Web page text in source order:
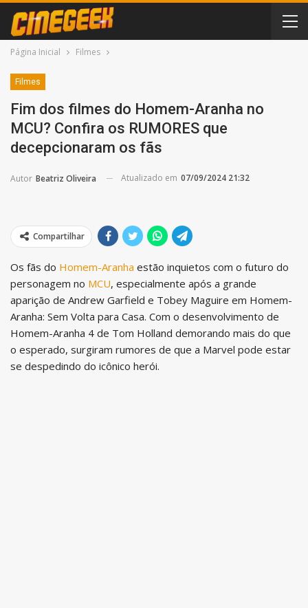
Página Inicial Filmes
Filmes
Fim dos filmes do Homem-Aranha no
MCU? Confira os RUMORES que
decepcionaram os fãs
Autor Beatriz Oliveira Atualizado em 07/09/2024 21:32
Compartilhar
Os fãs do Homem-Aranha estão inquietos com o futuro do
personagem no MCU, especialmente após a grande
aparição de Andrew Garfield e Tobey Maguire em Homem-
Aranha: Sem Volta para Casa. Com o desenvolvimento de
Homem-Aranha 4 de Tom Holland demorando mais do que
o esperado, surgiram rumores de que a Marvel pode estar
se despedindo do icônico herói.